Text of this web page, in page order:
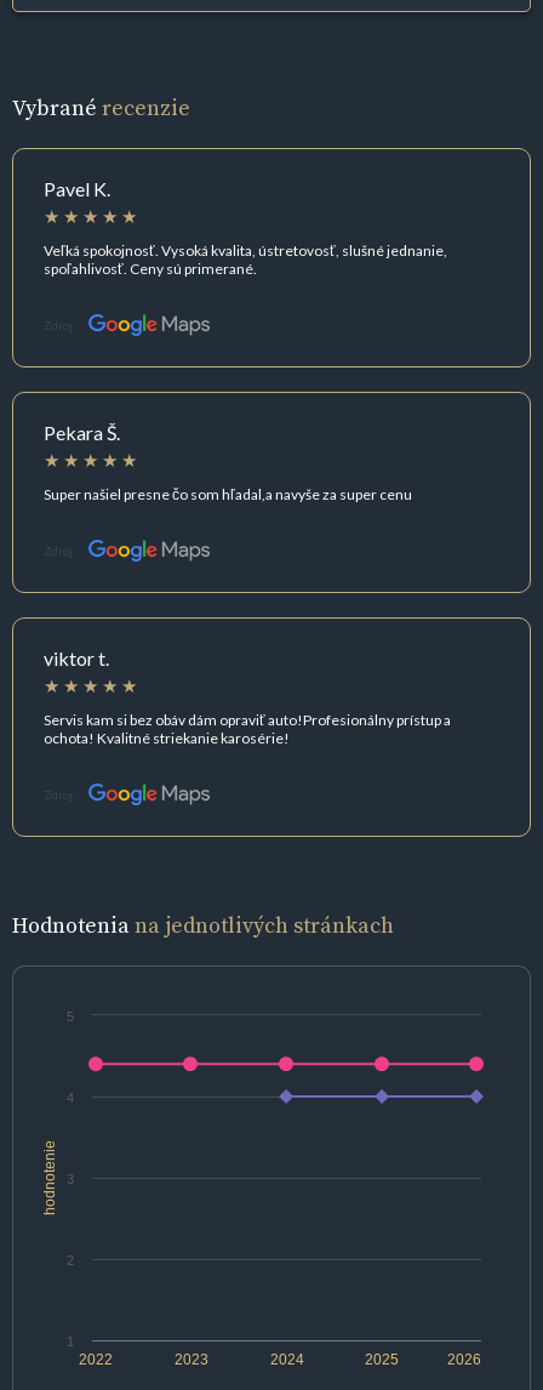
Vybrané recenzie
Pavel K.
Veľká spokojnosť. Vysoká kvalita, ústretovosť, slušné jednanie,
spoľahlivosť. Ceny sú primerané.
Zdroj:
Pekara Š.
Super našiel presne čo som hľadal,a navyše za super cenu
Zdroj:
viktor t.
Servis kam si bez obáv dám opraviť auto!Profesionálny prístup a
ochota! Kvalitné striekanie karosérie!
Zdroj:
Hodnoteniana jednotlivých stránkach
hodnotenie
2022 2024 2026
2023 2025
1
2
3
4
5